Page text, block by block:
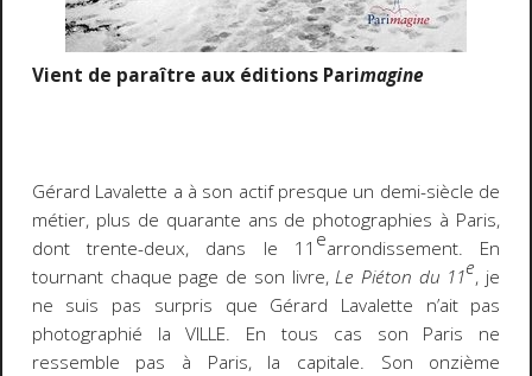
Vient de paraître aux éditions Parimagine
Gérard Lavalette a à son actif presque un demi-siècle de
métier, plus de quarante ans de photographies à Paris,
dont trente-deux, dans le 11 earrondissement. En
tournant chaque page de son livre,Le Piéton du 11e, je
ne suis pas surpris que Gérard Lavalette n’ait pas
photographié la VILLE. En tous cas son Paris ne
ressemble pas à Paris, la capitale. Son onzième